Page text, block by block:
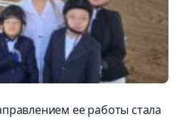
ее работы стала